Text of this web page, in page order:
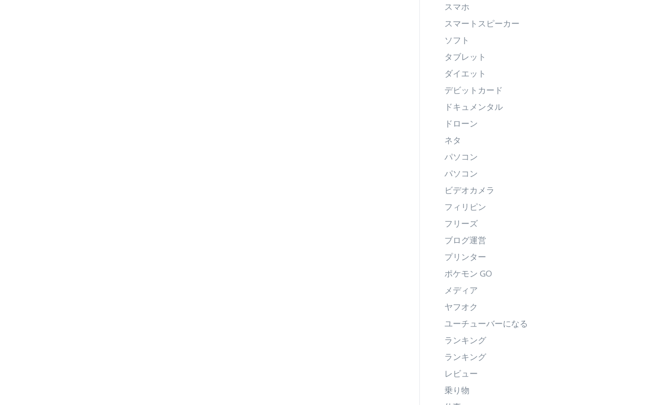
スマホ
スマートスピーカー
ソフト
タブレット
ダイエット
デビットカード
ドキュメンタル
ドローン
ネタ
パソコン
パソコン
ビデオカメラ
フィリピン
フリーズ
ブログ運営
プリンター
ポケモン GO
メディア
ヤフオク
ユーチューバーになる
ランキング
ランキング
レビュー
乗り物